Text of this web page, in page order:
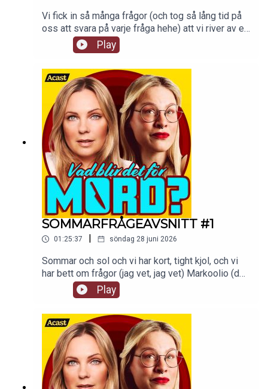
Vi fick in så många frågor (och tog så lång tid på
oss att svara på varje fråga hehe) att vi river av ett
till sommarfrågeavsnitt! Håll till godis!De vanliga
avsnitten fortsätter som vanligt i premiumfeeden
hela sommaren.Detta avsnitt finns som video på
supercast.com. tw: navelskåderi
Play
SOMMARFRÅGEAVSNITT #1
01:25:37 söndag 28 juni 2026
Sommar och sol och vi har kort, tight kjol, och vi
har bett om frågor (jag vet, jag vet) Markoolio (det
är jag!). Ni har skickat in frågor till
vadblirdetformord@gmail.com och här kommer
ett sommaravsnitt där vi svarar på ett axplock av
dem!tw: navelskåderiAvsnittet finns att kolla på
som video på Supercast.
Play